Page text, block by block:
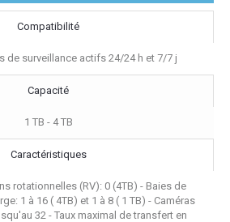
Compatibilité
de surveillance actifs 24/24 h et 7/7 j
Capacité
1 TB - 4 TB
Caractéristiques
rotationnelles (RV): 0 (4TB) - Baies de
1 à 16 ( 4TB) et 1 à 8 ( 1 TB) - Caméras
32 - Taux maximal de transfert en